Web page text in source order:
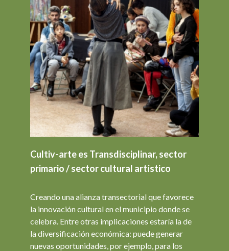
Cultiv-arte es Transdisciplinar, sector
primario / sector cultural artístico
Creando una alianza transectorial que favorece
la innovación cultural en el municipio donde se
celebra. Entre otras implicaciones estaría la de
la diversificación económica: puede generar
nuevas oportunidades, por ejemplo, para los